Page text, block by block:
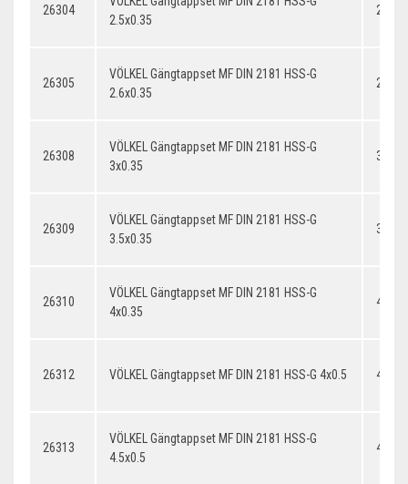
26304
2.5x0.35
26305
VÖLKEL Gängtappset MF DIN 2181 HSS-G
2.6x0.35
26308
VÖLKEL Gängtappset MF DIN 2181 HSS-G
3x0.35
26309
VÖLKEL Gängtappset MF DIN 2181 HSS-G
3.5x0.35
26310
VÖLKEL Gängtappset MF DIN 2181 HSS-G
4x0.35
26312 VÖLKEL Gängtappset MF DIN 2181 HSS-G 4x0.5 4x0.5
26313
VÖLKEL Gängtappset MF DIN 2181 HSS-G
4.5x0.5